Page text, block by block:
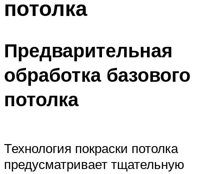
потолка
Предварительная
обработка базового
потолка
Технология покраски потолка
предусматривает тщательную